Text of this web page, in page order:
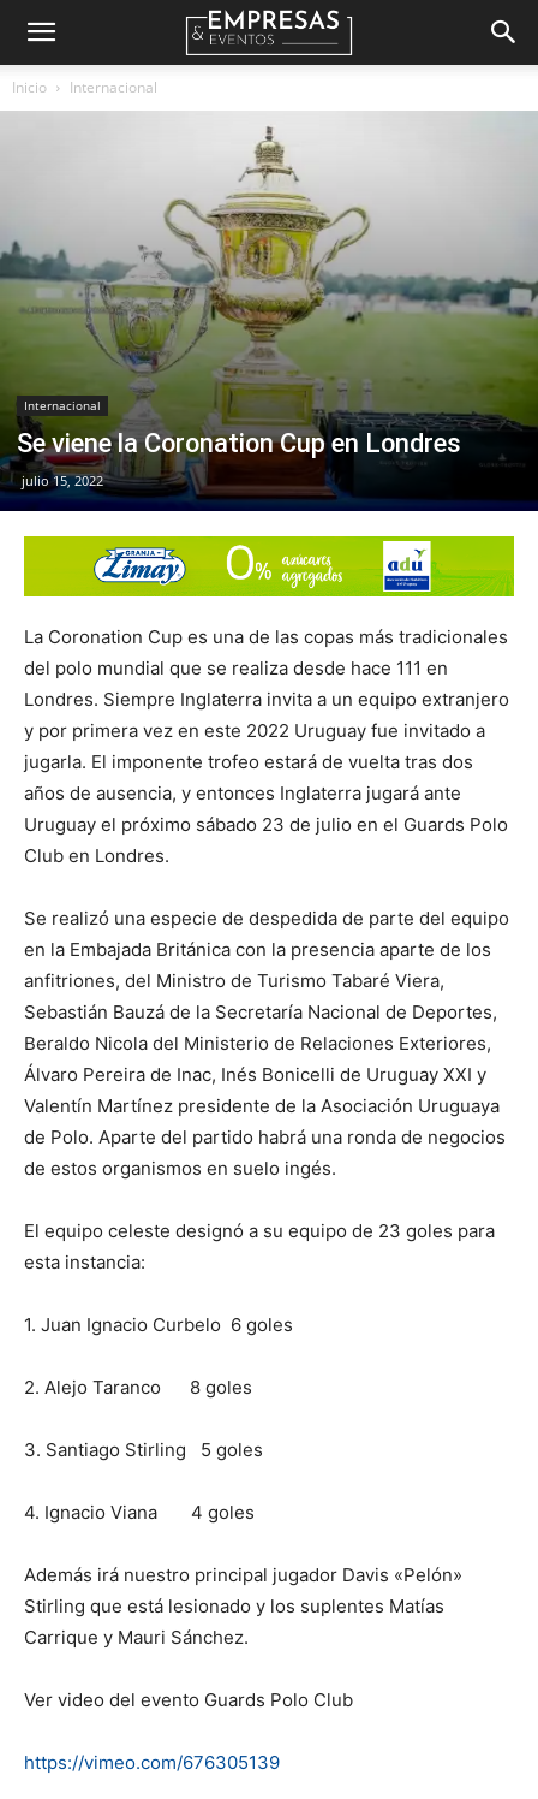
Empresas
Eventos
Inicio Internacional
Internacional
Se viene la Coronation Cup en Londres
julio 15, 2022
La Coronation Cup es una de las copas más tradicionales
del polo mundial que se realiza desde hace 111 en
Londres. Siempre Inglaterra invita a un equipo extranjero
y por primera vez en este 2022 Uruguay fue invitado a
jugarla. El imponente trofeo estará de vuelta tras dos
años de ausencia, y entonces Inglaterra jugará ante
Uruguay el próximo sábado 23 de julio en el Guards Polo
Club en Londres.
Se realizó una especie de despedida de parte del equipo
en la Embajada Británica con la presencia aparte de los
anfitriones, del Ministro de Turismo Tabaré Viera,
Sebastián Bauzá de la Secretaría Nacional de Deportes,
Beraldo Nicola del Ministerio de Relaciones Exteriores,
Álvaro Pereira de Inac, Inés Bonicelli de Uruguay XXI y
Valentín Martínez presidente de la Asociación Uruguaya
de Polo. Aparte del partido habrá una ronda de negocios
de estos organismos en suelo ingés.
El equipo celeste designó a su equipo de 23 goles para
esta instancia:
1. Juan Ignacio Curbelo 6 goles
2. Alejo Taranco 8 goles
3. Santiago Stirling 5 goles
4. Ignacio Viana 4 goles
Además irá nuestro principal jugador Davis «Pelón»
Stirling que está lesionado y los suplentes Matías
Carrique y Mauri Sánchez.
Ver video del evento Guards Polo Club
https://vimeo.com/676305139